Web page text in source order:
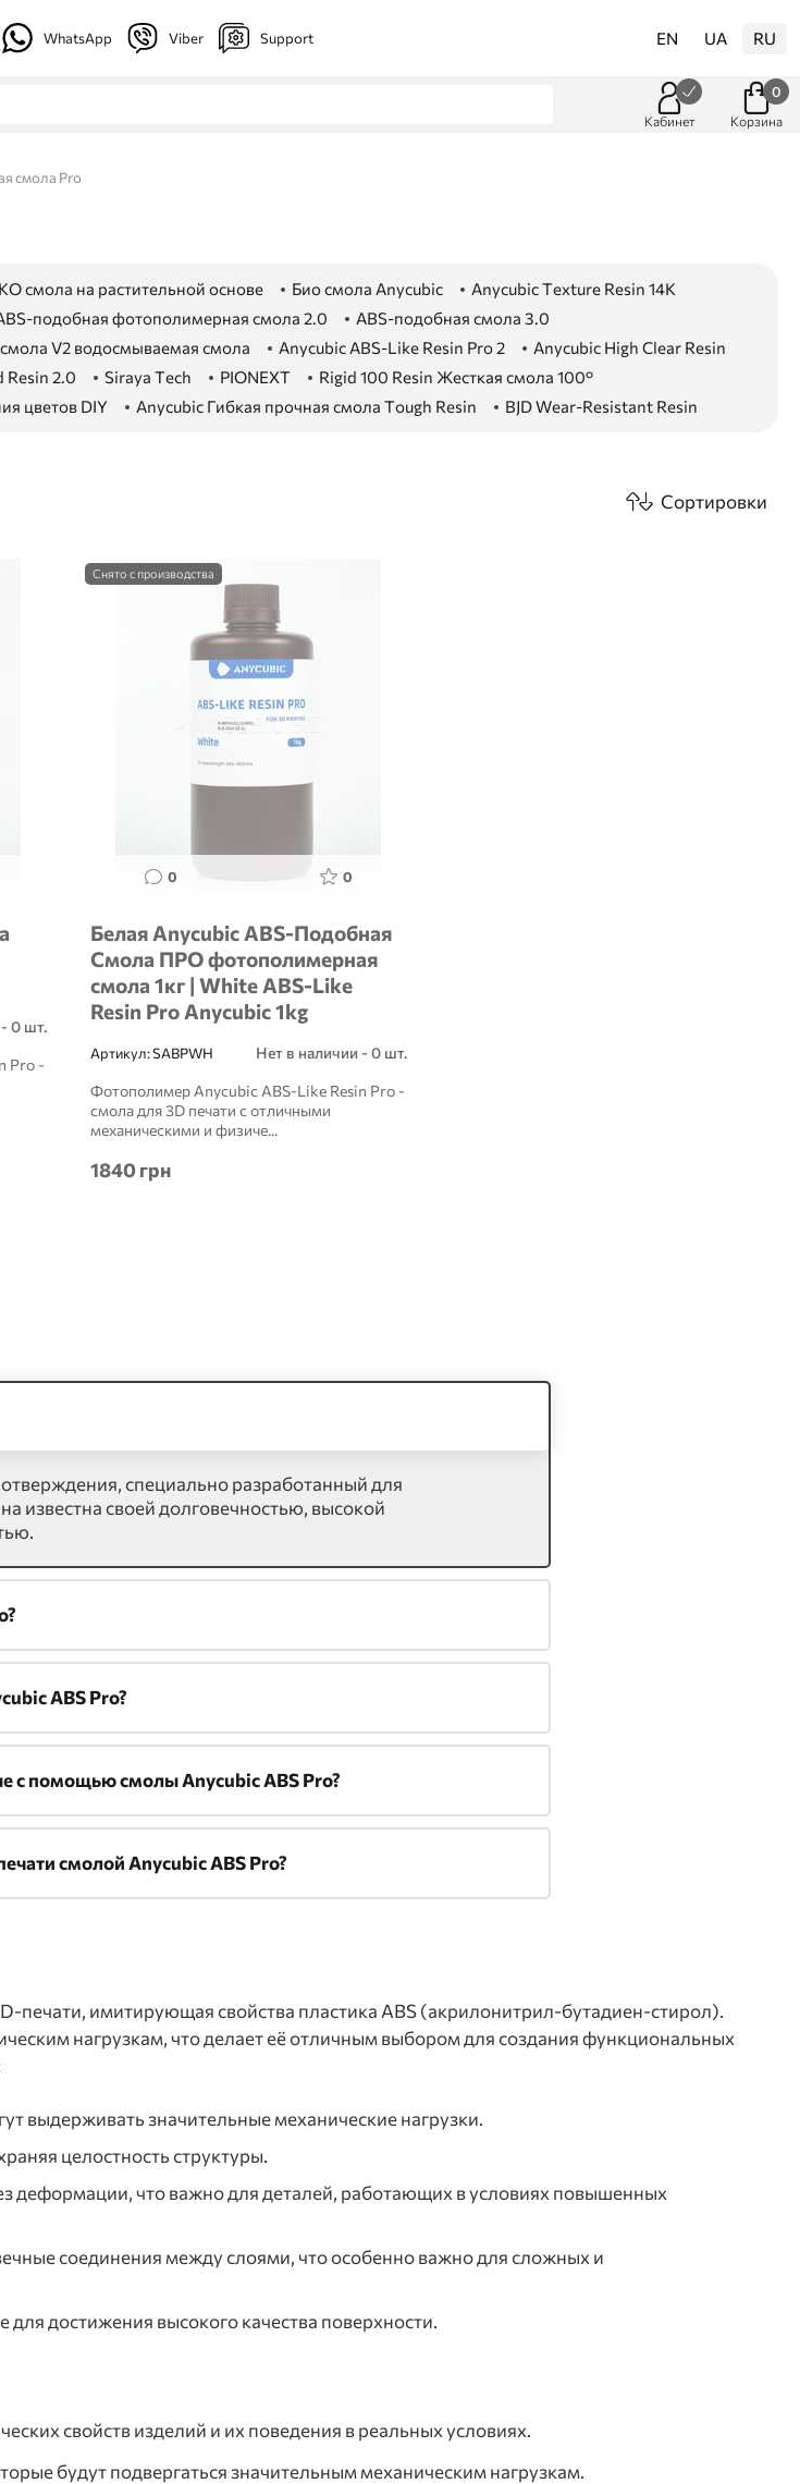
WhatsApp Viber Support EN UA RU
Кабинет Корзина
0
смола Pro
смола на растительной основе Био смола Anycubic
Anycubic Texture Resin 14K
подобная фотополимерная смола 2.0
ABS-подобная смола 3.0
V2 водосмываемая смола Anycubic ABS-Like Resin Pro 2
Anycubic High Clear Resin
Resin 2.0 Siraya Tech PIONEXT
Rigid 100 Resin Жесткая смола 100°
цветов DIY Anycubic Гибкая прочная смола Tough Resin BJD Wear-Resistant Resin
Сортировки
0 шт.
Pro -
Снято с производства
0 0
Белая Anycubic ABS-Подобная
Смола ПРО фотополимерная
смола 1кг | White ABS-Like
Resin Pro Anycubic 1kg
Артикул:SABPWH Нет в наличии - 0 шт.
Фотополимер Anycubic ABS-Like Resin Pro -
смола для 3D печати с отличными
механическими и физиче...
1840 грн
специально разработанный для
известна своей долговечностью, высокой
ABS Pro?
с помощью смолы Anycubic ABS Pro?
смолой Anycubic ABS Pro?
печати, имитирующая свойства пластика ABS (акрилонитрил-бутадиен-стирол).
нагрузкам, что делает её отличным выбором для создания функциональных
выдерживать значительные механические нагрузки.
целостность структуры.
деформации, что важно для деталей, работающих в условиях повышенных
соединения между слоями, что особенно важно для сложных и
достижения высокого качества поверхности.
свойств изделий и их поведения в реальных условиях.
будут подвергаться значительным механическим нагрузкам.